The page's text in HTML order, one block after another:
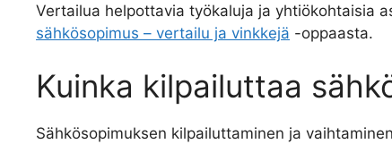
Vertailua helpottavia työkaluja ja yhtiökohtaisia
sähkösopimus – vertailu ja vinkkejä -oppaasta.
Kuinka kilpailuttaa
Sähkösopimuksen kilpailuttaminen ja